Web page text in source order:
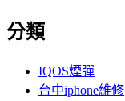
分類
IQOS煙彈
台中iphone維修